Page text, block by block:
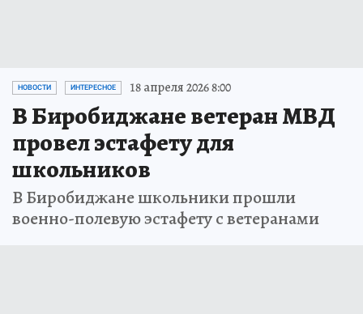
НОВОСТИ ИНТЕРЕСНОЕ 18 апреля 2026 8:00
В Биробиджане ветеран МВД
провел эстафету для
школьников
В Биробиджане школьники прошли
военно-полевую эстафету с ветеранами